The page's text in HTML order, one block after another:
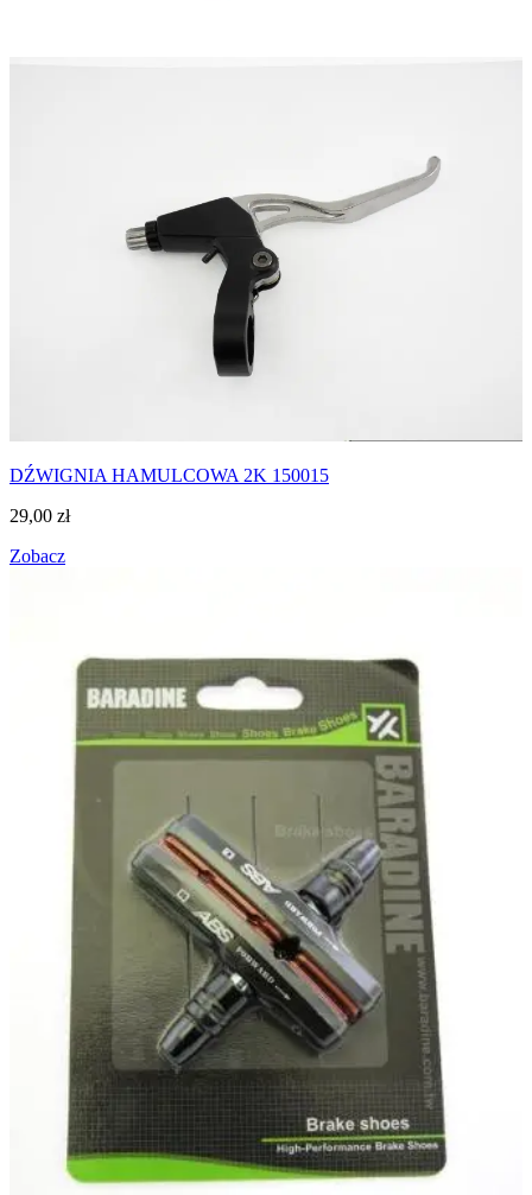
DŹWIGNIA HAMULCOWA 2K 150015
29,00 zł
Zobacz